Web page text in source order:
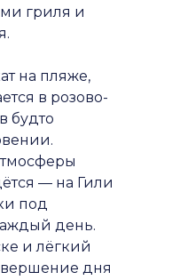
гриля и
на пляже,
в розово-
будто
— на Гили
под
день.
и лёгкий
дня